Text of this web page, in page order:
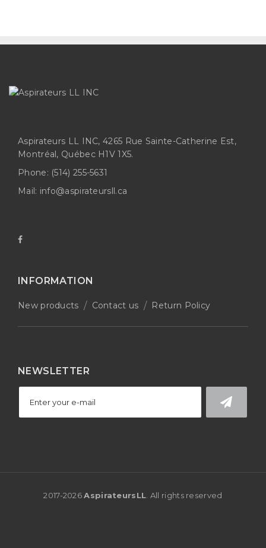
Aspirateurs LL INC, 4265 Rue Sainte-Catherine Est,
Montréal, Québec H1V 1X5.
Phone: (514) 255-5631
Mail: info@aspirateursll.ca
INFORMATION
New products Contact us Return Policy
NEWSLETTER
2017-2026 AspirateursLL . All rights reserved